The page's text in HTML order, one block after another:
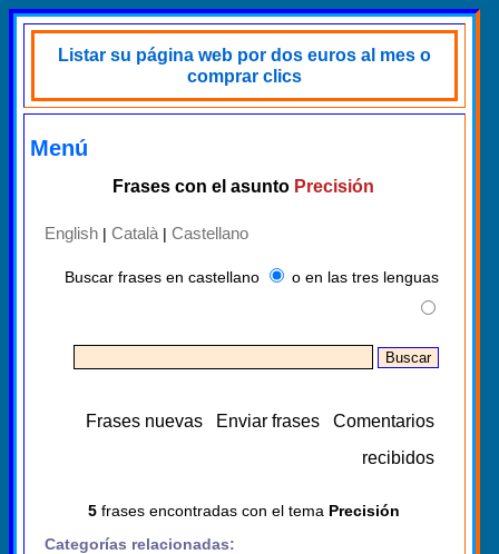
Listar su página web por dos euros al mes o
comprar clics
Menú
Frases con el asunto Precisión
English | Català | Castellano
Buscar frases en castellano o en las tres lenguas
Frases nuevas Enviar frases
Comentarios
recibidos
5frases encontradas con el tema Precisión
Categorías relacionadas: